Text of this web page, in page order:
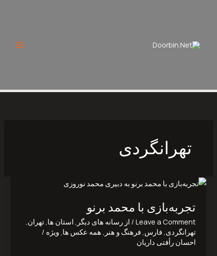
تهرانگردی
تجربه‌بازی با محمد برنو
Leave a Comment
/ از رسانه های دیگر استان ها ,تهران
تهرانگردی فارس فرهنگ و هنر همه عکس ها ویژه /
احسان رأفتی داریان
تجربه‌بازی
محمد
برنو